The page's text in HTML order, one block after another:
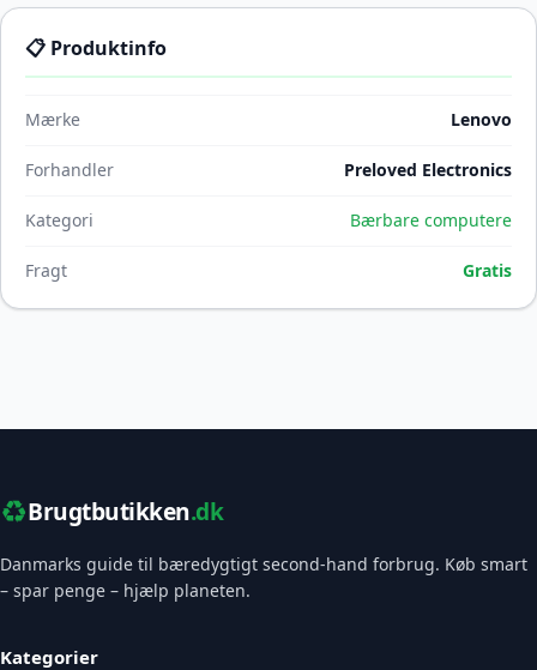
📋 Produktinfo
Mærke Lenovo
Forhandler Preloved Electronics
Kategori Bærbare computere
Fragt Gratis
♻️Brugtbutikken.dk
Danmarks guide til bæredygtigt second-hand forbrug. Køb smart
– spar penge – hjælp planeten.
Kategorier